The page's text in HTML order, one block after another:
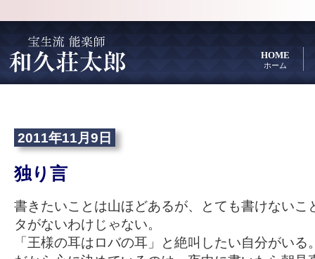
HOME
ホーム
2011年11月9日
独り言
書きたいことは山ほどあるが、とても書けないこ
タがないわけじゃない。
「王様の耳はロバの耳」と絶叫したい自分がいる